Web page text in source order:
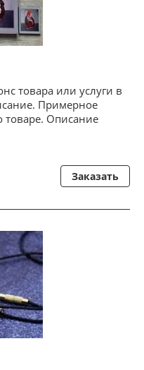
товара или услуги в
Примерное
товаре. Описание
Заказать